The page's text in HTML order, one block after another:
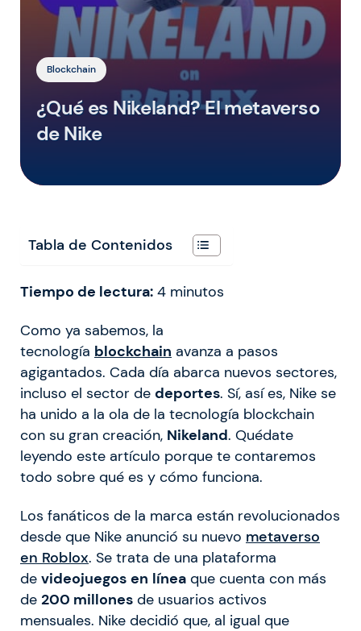
Blockchain
¿Qué es Nikeland? El metaverso
de Nike
Tabla de Contenidos
Tiempo de lectura: 4 minutos
Como ya sabemos, la
tecnología blockchain avanza a pasos
agigantados. Cada día abarca nuevos sectores,
incluso el sector de deportes. Sí, así es, Nike se
ha unido a la ola de la tecnología blockchain
con su gran creación, Nikeland. Quédate
leyendo este artículo porque te contaremos
todo sobre qué es y cómo funciona.
Los fanáticos de la marca están revolucionados
desde que Nike anunció su nuevo metaverso
en Roblox. Se trata de una plataforma
de videojuegos en línea que cuenta con más
de 200 millones de usuarios activos
mensuales. Nike decidió que, al igual que